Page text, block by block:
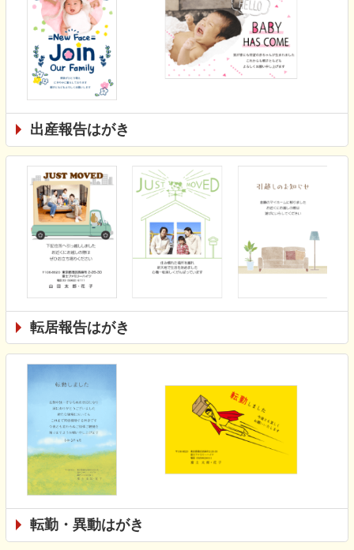
出産報告はがき
転居報告はがき
転勤・異動はがき